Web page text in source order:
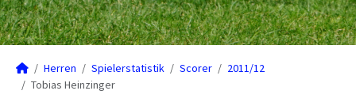
Herren Spielerstatistik Scorer
2011/12
Tobias Heinzinger